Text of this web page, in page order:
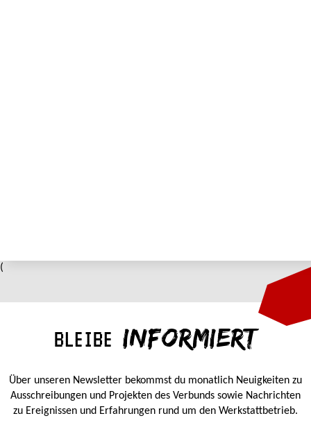
(
BLEIBE INFORMIERT
Über unseren Newsletter bekommst du monatlich Neuigkeiten zu
Ausschreibungen und Projekten des Verbunds sowie Nachrichten
zu Ereignissen und Erfahrungen rund um den Werkstattbetrieb.